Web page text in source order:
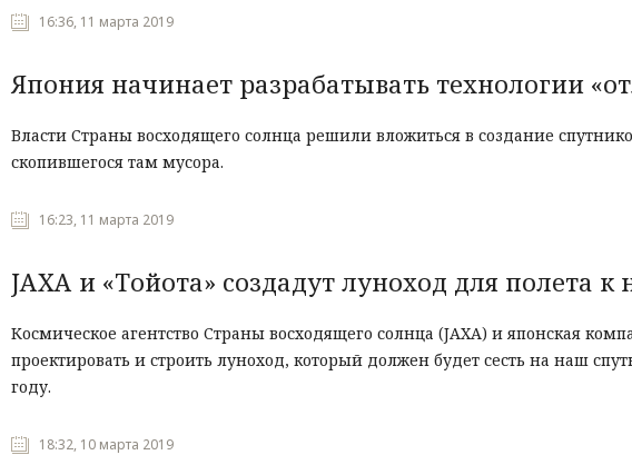
16:36, 11 марта 2019
Япония начинает разрабатывать технологии
Власти Страны восходящего солнца решили вложиться в создание
скопившегося там мусора.
16:23, 11 марта 2019
JAXA и «Тойота» создадут луноход для полета
Космическое агентство Страны восходящего солнца (JAXA) и японская
проектировать и строить луноход, который должен будет сесть на наш
году.
18:32, 10 марта 2019